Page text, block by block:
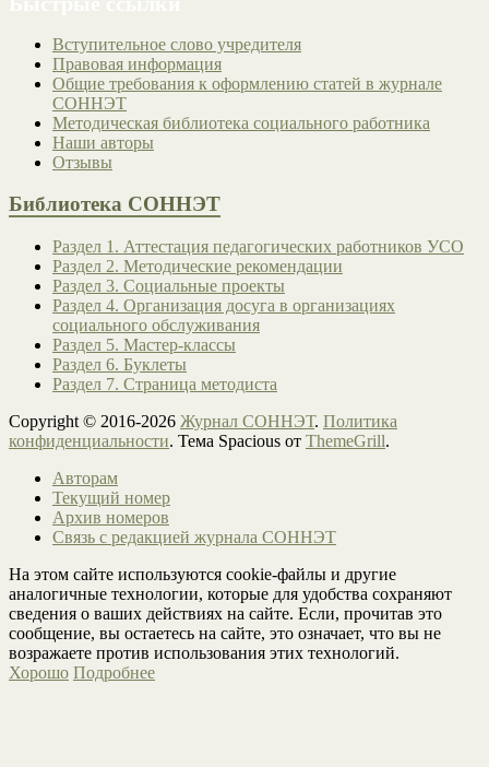
Вступительное слово учредителя
Правовая информация
Общие требования к оформлению статей в журнале
СОННЭТ
Методическая библиотека социального работника
Наши авторы
Отзывы
Библиотека СОННЭТ
Раздел 1. Аттестация педагогических работников УСО
Раздел 2. Методические рекомендации
Раздел 3. Социальные проекты
Раздел 4. Организация досуга в организациях
социального обслуживания
Раздел 5. Мастер-классы
Раздел 6. Буклеты
Раздел 7. Страница методиста
Copyright © 2016-2026 Журнал СОННЭТ. Политика
конфиденциальности. Тема Spacious от ThemeGrill.
Авторам
Текущий номер
Архив номеров
Связь с редакцией журнала СОННЭТ
На этом сайте используются cookie-файлы и другие
аналогичные технологии, которые для удобства сохраняют
сведения о ваших действиях на сайте. Если, прочитав это
сообщение, вы остаетесь на сайте, это означает, что вы не
возражаете против использования этих технологий.
Хорошо Подробнее